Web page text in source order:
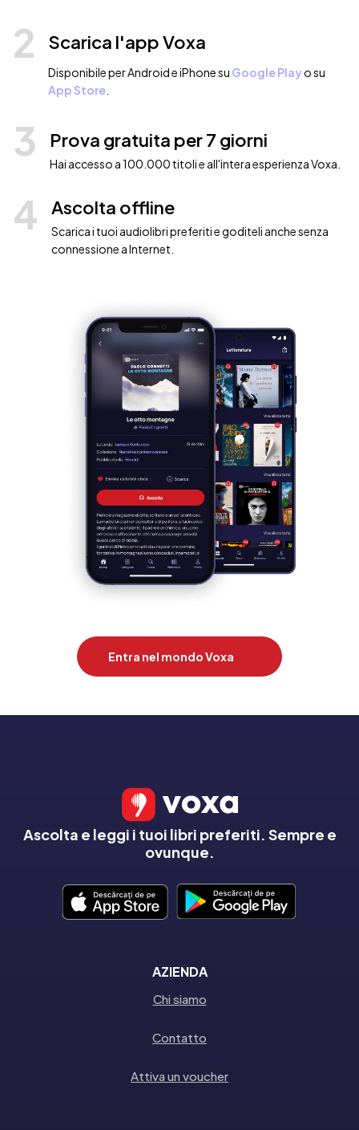
2 Scarica l'app Voxa
Disponibile per Android e iPhone su Google Playo su
App Store
3 Prova gratuita per 7 giorni
Hai accesso a 100.000 titoli e all'intera esperienza Voxa.
4 Ascolta offline
Scarica i tuoi audiolibri preferiti e goditeli anche senza
connessione a Internet.
Entra nel mondo Voxa
Ascolta e leggi i tuoi libri preferiti. Sempre e
ovunque.
AZIENDA
Chi siamo
Contatto
Attiva un voucher